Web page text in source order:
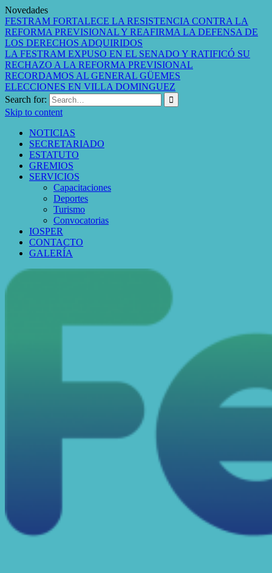
Novedades
FESTRAM FORTALECE LA RESISTENCIA CONTRA LA
REFORMA PREVISIONAL Y REAFIRMA LA DEFENSA DE
LOS DERECHOS ADQUIRIDOS
LA FESTRAM EXPUSO EN EL SENADO Y RATIFICÓ SU
RECHAZO A LA REFORMA PREVISIONAL
RECORDAMOS AL GENERAL GÜEMES
ELECCIONES EN VILLA DOMINGUEZ
Search for:
Skip to content
NOTICIAS
SECRETARIADO
ESTATUTO
GREMIOS
SERVICIOS
Capacitaciones
Deportes
Turismo
Convocatorias
IOSPER
CONTACTO
GALERÍA